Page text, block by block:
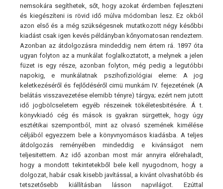
nemsokára segíthetek, sőt, hogy azokat érdemben fejleszteni
és kiegészíteni is rövid idő múlva módomban lesz. Ez okból
azon első és a még szükségesnek mutatkozott négy későbbi
kiadást csak igen kevés példányban kőnyomatosan rendeztem.
Azonban az átdolgozásra mindeddig nem értem rá. 1897 óta
ugyan folyton az a munkálat foglalkoztatott, a melynek a jelen
füzet is egy része, azonban folyton, még pedig a legutóbbi
napokig, e munkálatnak pszihofiziológiai eleme: A jog
keletkezéséről és fejlődéséről cimü munkám IV. fejezetének (A
belátás visszavezetése elemibb tényre) tárgya; ezért nem jutott
idő jogbölcseletem egyéb részeinek tökéletesbitésére. Á t.
könyvkiadó cég és mások is gyakran sürgettek, hogy úgy
esztétikai szempontból, mint az olvasó szemének kimélése
céljából egyezzem bele a könyvnyomásos kiadásba. A teljes
átdolgozás reményében mindeddig e kivánságot nem
teljesitettem. Az idő azonban most már annyira előrehaladt,
hogy a mondott tekintetekből bele kell nyugodnom, hogy a
dolgozat, habár csak kisebb javítással, a kivánt olvashatóbb és
tetszetősebb kiállításban lásson napvilágot. Ezúttal